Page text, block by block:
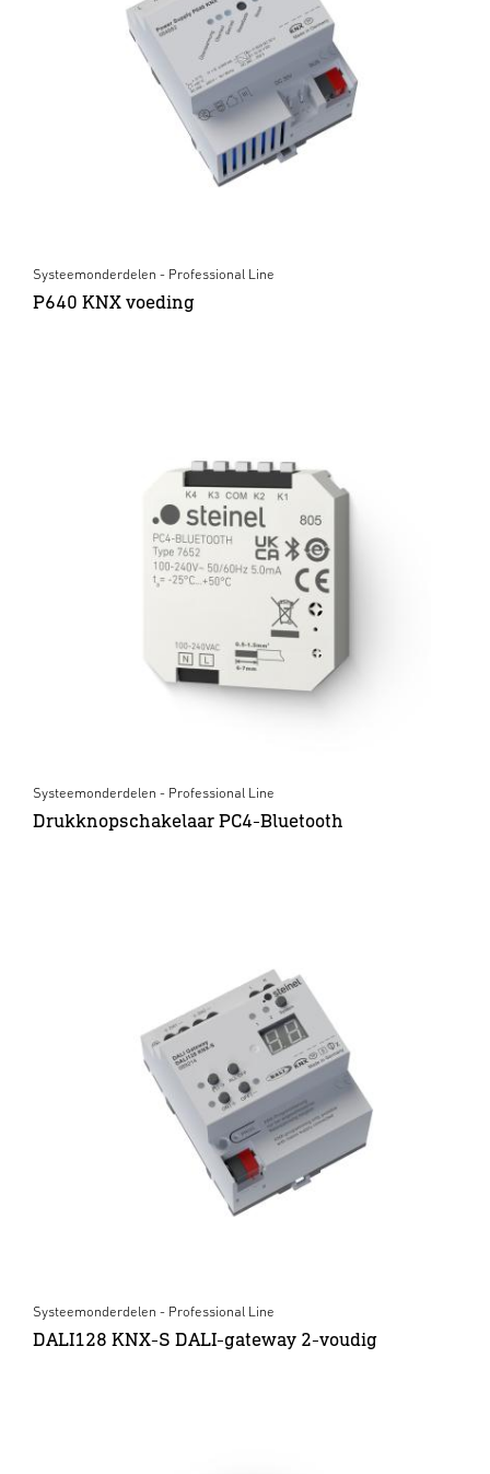
Systeemonderdelen - Professional Line
P640 KNX voeding
Systeemonderdelen - Professional Line
Drukknopschakelaar PC4-Bluetooth
Systeemonderdelen - Professional Line
DALI128 KNX-S DALI-gateway 2-voudig